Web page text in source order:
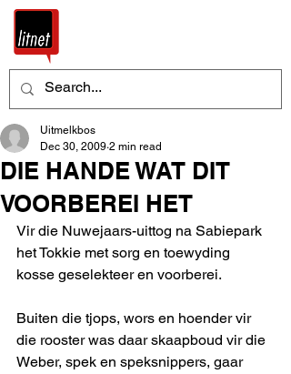
DIE HANDE WAT DIT
VOORBEREI HET
Uitmelkbos
Dec 30, 2009 2 min read
Vir die Nuwejaars-uittog na Sabiepark
het Tokkie met sorg en toewyding
kosse geselekteer en voorberei.
Buiten die tjops, wors en hoender vir
die rooster was daar skaapboud vir die
Weber, spek en speksnippers, gaar